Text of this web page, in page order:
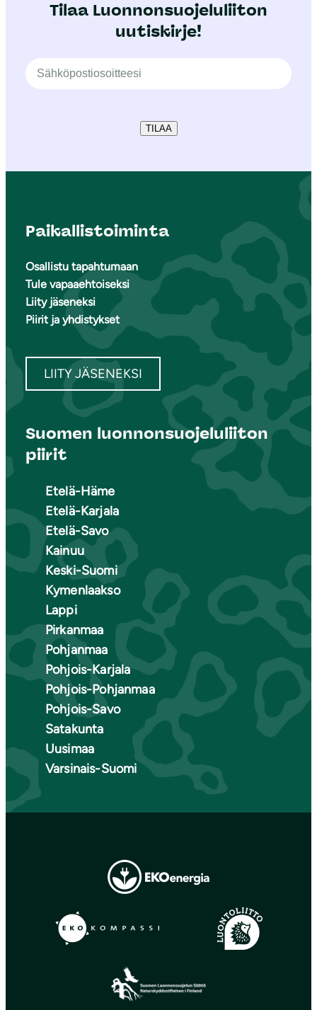
Tilaa Luonnonsuojeluliiton
uutiskirje!
TILAA
Paikallistoiminta
Osallistu tapahtumaan
Tule vapaaehtoiseksi
Liity jäseneksi
Piirit ja yhdistykset
LIITY JÄSENEKSI
Suomen luonnonsuojeluliiton
piirit
Etelä-Häme
Etelä-Karjala
Etelä-Savo
Kainuu
Keski-Suomi
Kymenlaakso
Lappi
Pirkanmaa
Pohjanmaa
Pohjois-Karjala
Pohjois-Pohjanmaa
Pohjois-Savo
Satakunta
Uusimaa
Varsinais-Suomi